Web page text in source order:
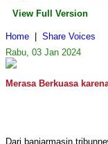
View Full Version
Home
Share Voices
Rabu, 03 Jan 2024
Merasa Berkuasa
Dari